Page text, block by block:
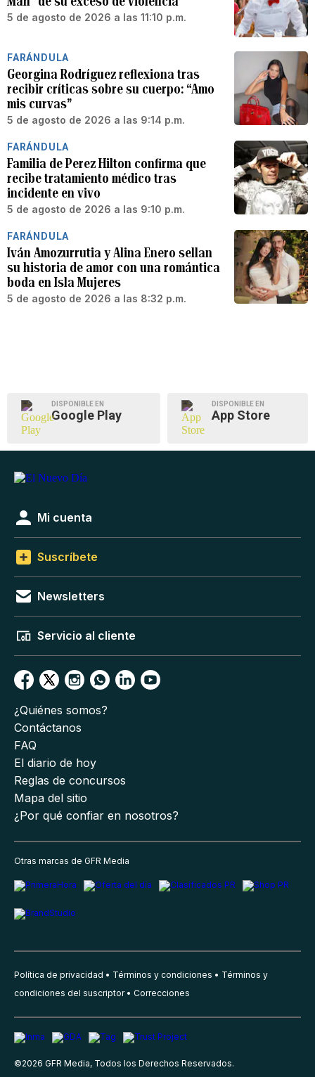
5 de agosto de 2026 a las 11:10 p.m.
FARÁNDULA
Georgina Rodríguez reflexiona tras
recibir críticas sobre su cuerpo: “Amo
mis curvas”
5 de agosto de 2026 a las 9:14 p.m.
FARÁNDULA
Familia de Perez Hilton confirma que
recibe tratamiento médico tras
incidente en vivo
5 de agosto de 2026 a las 9:10 p.m.
FARÁNDULA
Iván Amozurrutia y Alina Enero sellan
su historia de amor con una romántica
boda en Isla Mujeres
5 de agosto de 2026 a las 8:32 p.m.
DISPONIBLE EN
Google Play
DISPONIBLE EN
App Store
Mi cuenta
Suscríbete
Newsletters
Servicio al cliente
¿Quiénes somos?
Contáctanos
FAQ
El diario de hoy
Reglas de concursos
Mapa del sitio
¿Por qué confiar en nosotros?
Otras marcas de GFR Media
Política de privacidad Términos y condiciones
Términos y
condiciones del suscriptor
Correcciones
©2026 GFR Media, Todos los Derechos Reservados.